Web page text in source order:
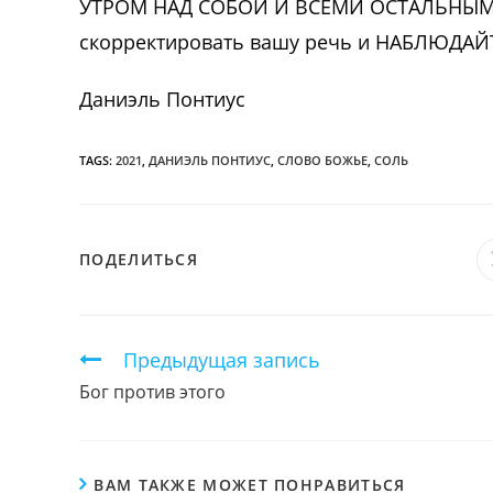
УТРОМ НАД СОБОЙ И ВСЕМИ ОСТАЛЬНЫМИ
скорректировать вашу речь и
Даниэль Понтиус
TAGS: 2021 ДАНИЭЛЬ ПОНТИУС СЛОВО БОЖЬЕ СОЛЬ
ПОДЕЛИТЬСЯ
Продолжить
чтение
Предыдущая запись
Бог против этого
ВАМ ТАКЖЕ МОЖЕТ ПОНРАВИТЬСЯ